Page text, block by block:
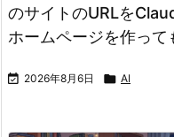
のサイトのURLを
ホームページを作って
 2026年8月6日  AI